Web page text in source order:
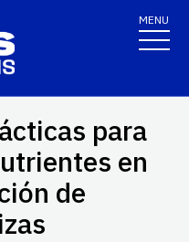
MENU
para
en
de